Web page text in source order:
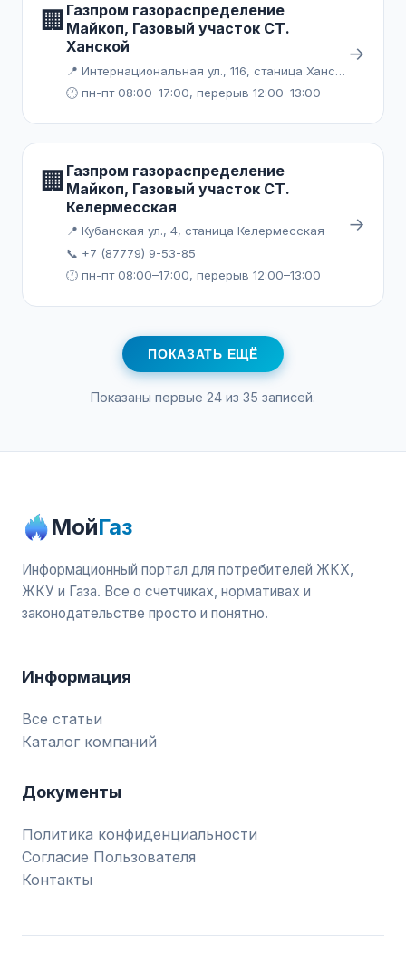
🏢 Газпром газораспределение
Майкоп, Газовый участок СТ.
Ханской
📍 Интернациональная ул., 116, станица Ханская
🕐 пн-пт 08:00–17:00, перерыв 12:00–13:00
→
🏢 Газпром газораспределение
Майкоп, Газовый участок СТ.
Келермесская
📍 Кубанская ул., 4, станица Келермесская
📞 +7 (87779) 9-53-85
🕐 пн-пт 08:00–17:00, перерыв 12:00–13:00
→
ПОКАЗАТЬ ЕЩЁ
Показаны первые 24 из 35 записей.
МойГаз
Информационный портал для потребителей ЖКХ,
ЖКУ и Газа. Все о счетчиках, нормативах и
законодательстве просто и понятно.
Информация
Все статьи
Каталог компаний
Документы
Политика конфиденциальности
Согласие Пользователя
Контакты